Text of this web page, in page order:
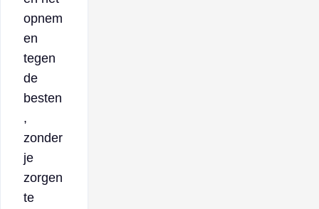
opnem
en
tegen
de
besten
,
zonder
je
zorgen
te